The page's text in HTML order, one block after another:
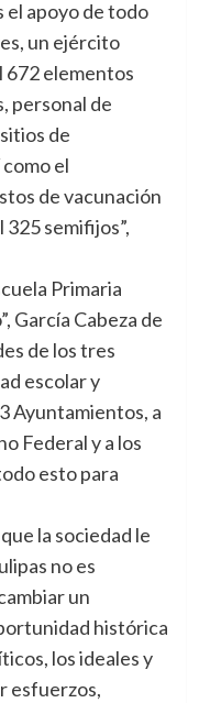
el apoyo de todo
un ejército
672 elementos
personal de
de
el
de vacunación
325 semifijos”,
Primaria
García Cabeza de
de los tres
escolar y
Ayuntamientos, a
Federal y a los
esto para
la sociedad le
no es
un
histórica
los ideales y
esfuerzos,